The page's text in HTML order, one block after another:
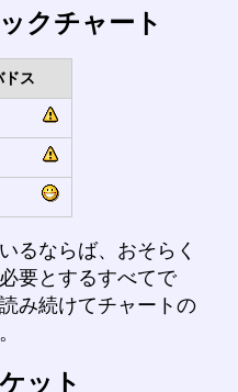
クチャート
ドス
るならば、おそらく
要とするすべてで
み続けてチャートの
ット